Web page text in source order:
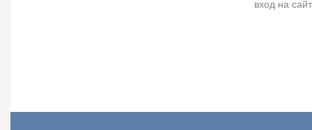
вход на сайт